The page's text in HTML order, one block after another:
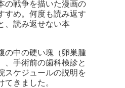
の戦争を描いた漫画の
すめ。何度も読み返す
、読み返せない本
の中の硬い塊（卵巣腫
、手術前の歯科検診と
スケジュールの説明を
てきました。